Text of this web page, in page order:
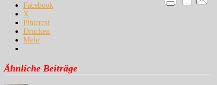
Facebook
X
Pinterest
Drucken
Mehr
Ähnliche Beiträge